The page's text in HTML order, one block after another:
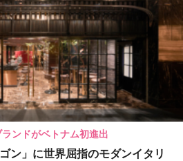
ンドがベトナム初進出
ン」に世界屈指のモダンイタリ